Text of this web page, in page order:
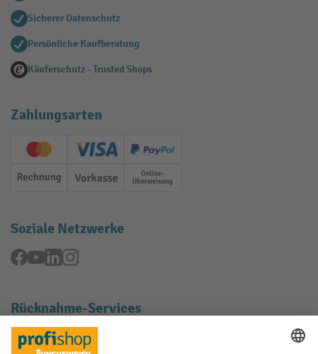
Sicherer Datenschutz
Persönliche Kaufberatung
Käuferschutz - Trusted Shops
Zahlungsarten
Creditcard (Master)Creditcard (Visa)
PayPal
Rechnung Vorkasse Online-Überweisung
Soziale Netzwerke
Facebook
YouTubeLinkedInInstagram
Rücknahme-Services
Elektrogeräte Rückname